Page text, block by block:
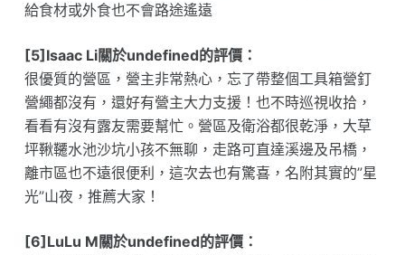
給食材或外食也不會路途遙遠
[5]Isaac Li關於undefined的評價：
很優質的營區，營主非常熱心，忘了帶整個工具箱營釘
營繩都沒有，還好有營主大力支援！也不時巡視收拾，
看看有沒有露友需要幫忙。營區及衛浴都很乾淨，大草
坪鞦韆水池沙坑小孩不無聊，走路可直達溪邊及吊橋，
離市區也不遠很便利，這次去也有驚喜，名附其實的”星
光”山夜，推薦大家！
[6]LuLu M關於undefined的評價：